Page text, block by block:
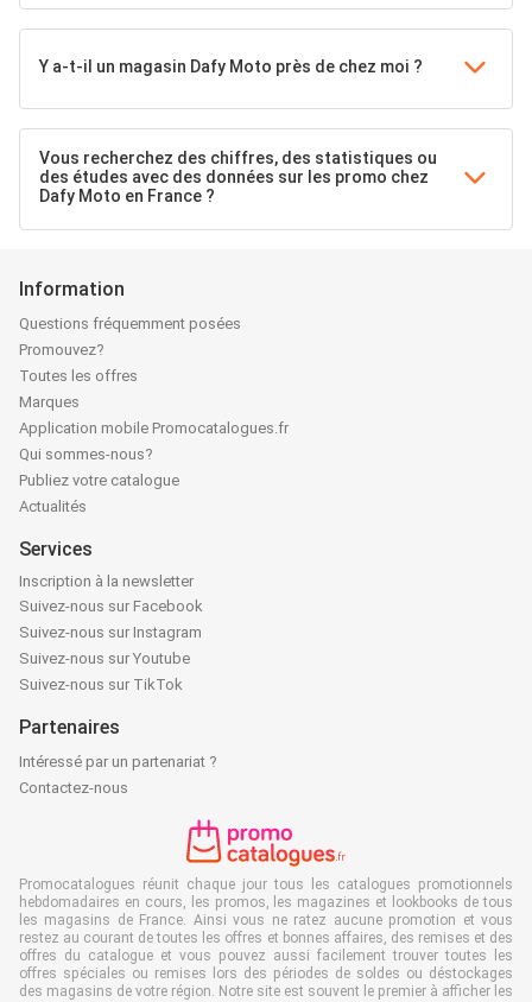
Y a-t-il un magasin Dafy Moto près de chez moi ?
Vous recherchez des chiffres, des statistiques ou
des études avec des données sur les promo chez
Dafy Moto en France ?
Information
Questions fréquemment posées
Promouvez?
Toutes les offres
Marques
Application mobile Promocatalogues.fr
Qui sommes-nous?
Publiez votre catalogue
Actualités
Services
Inscription à la newsletter
Suivez-nous sur Facebook
Suivez-nous sur Instagram
Suivez-nous sur Youtube
Suivez-nous sur TikTok
Partenaires
Intéressé par un partenariat ?
Contactez-nous
Promocatalogues réunit chaque jour tous les catalogues promotionnels
hebdomadaires en cours, les promos, les magazines et lookbooks de tous
les magasins de France. Ainsi vous ne ratez aucune promotion et vous
restez au courant de toutes les offres et bonnes affaires, des remises et des
offres du catalogue et vous pouvez aussi facilement trouver toutes les
offres spéciales ou remises lors des périodes de soldes ou déstockages
des magasins de votre région. Notre site est souvent le premier à afficher les